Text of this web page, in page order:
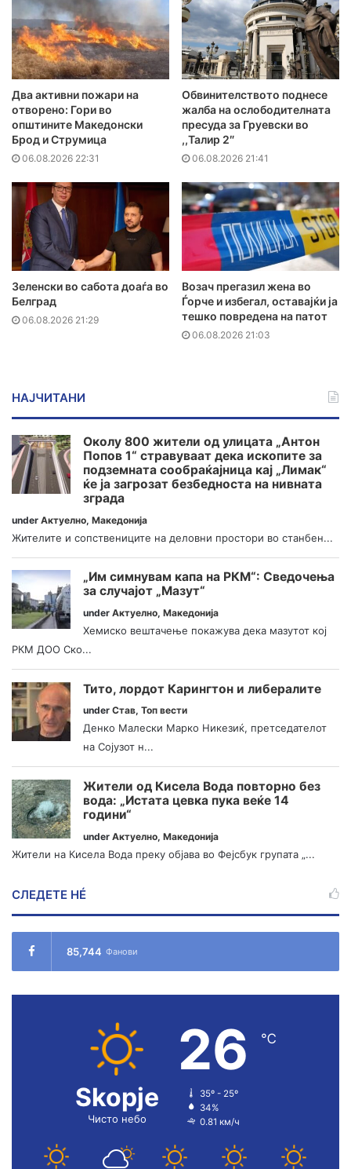
Два активни пожари на
отворено: Гори во
општините Македонски
Брод и Струмица
06.08.2026 22:31
Обвинителството поднесе
жалба на ослободителната
пресуда за Груевски во
,,Талир 2″
06.08.2026 21:41
Зеленски во сабота доаѓа во
Белград
06.08.2026 21:29
Возач прегазил жена во
Ѓорче и избегал, оставајќи ја
тешко повредена на патот
06.08.2026 21:03
НАЈЧИТАНИ
Околу 800 жители од улицата „Антон
Попов 1“ стравуваат дека ископите за
подземната сообраќајница кај „Лимак“
ќе ја загрозат безбедноста на нивната
зграда
under Актуелно, Македонија
Жителите и сопствениците на деловни простори во станбен...
„Им симнувам капа на РКМ“: Сведочења
за случајот „Мазут“
under Актуелно, Македонија
Хемиско вештачење покажува дека мазутот кој
РКМ ДОО Ско...
Тито, лордот Карингтон и либералите
under Став, Топ вести
Денко Малески Марко Никезиќ, претседателот
на Сојузот н...
Жители од Кисела Вода повторно без
вода: „Истата цевка пука веќе 14
години“
under Актуелно, Македонија
Жители на Кисела Вода преку објава во Фејсбук групата „...
СЛЕДЕТЕ НÉ
85,744 Фанови
Skopje
Чисто небо
26 ℃
35º - 25º
34%
0.81 км/ч